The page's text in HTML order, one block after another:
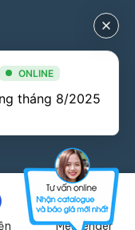
Messenger
HỆ 0941900823
ONLINE
tháng 8/2025